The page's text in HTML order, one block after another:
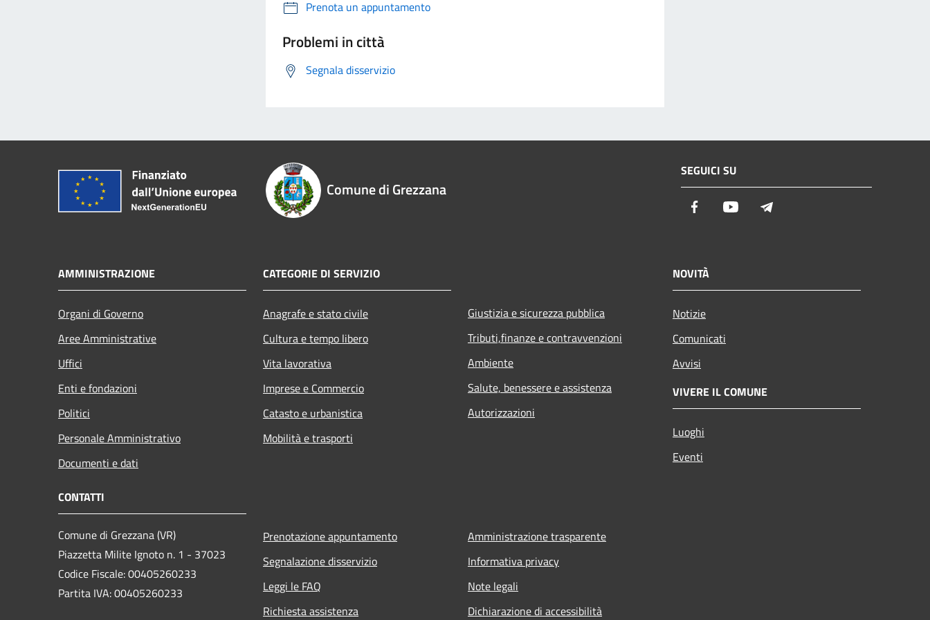
Prenota un appuntamento
Problemi in città
Segnala disservizio
Comune di Grezzana
SEGUICI SU
Facebook Youtube
AMMINISTRAZIONE
Organi di Governo
Aree Amministrative
Uffici
Enti e fondazioni
Politici
Personale Amministrativo
Documenti e dati
CATEGORIE DI SERVIZIO
Anagrafe e stato civile
Cultura e tempo libero
Vita lavorativa
Imprese e Commercio
Catasto e urbanistica
Mobilità e trasporti
Giustizia e sicurezza pubblica
Tributi,finanze e contravvenzioni
Ambiente
Salute, benessere e assistenza
Autorizzazioni
NOVITÀ
Notizie
Comunicati
Avvisi
VIVERE IL COMUNE
Luoghi
Eventi
CONTATTI
Comune di Grezzana (VR)
Piazzetta Milite Ignoto n. 1 - 37023
Codice Fiscale: 00405260233
Partita IVA: 00405260233
Prenotazione appuntamento
Segnalazione disservizio
Leggi le FAQ
Richiesta assistenza
Amministrazione trasparente
Informativa privacy
Note legali
Dichiarazione di accessibilità